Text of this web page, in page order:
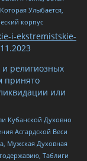
Улыбается,
корпус
i-ekstremistskie-
религиозных
принято
или
Кубанской Духовно
Асгардской Веси
Мужская Духовная
Таблиги